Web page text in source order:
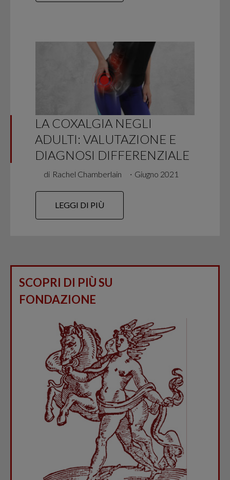
LA COXALGIA NEGLI
ADULTI: VALUTAZIONE E
DIAGNOSI DIFFERENZIALE
di Rachel Chamberlain ∙ Giugno 2021
LEGGI DI PIÙ
SCOPRI DI PIÙ SU
FONDAZIONE